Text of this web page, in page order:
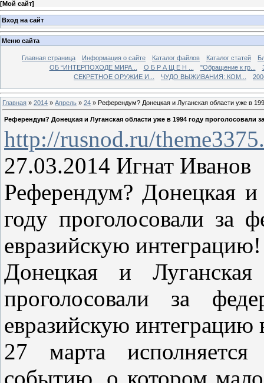
[Мой сайт]
Вход на сайт
Меню сайта
Главная страница Информация о сайте Каталог файлов Каталог статей
ОБ “ИНТЕРПОХОДЕ МИРА...
О Б Р А Щ Е Н ... "Обращение к гр...
СЕКРЕТНОЕ ОРУЖИЕ И...
ЧУДО ВЫЖИВАНИЯ: КОМ...
Главная » 2014 » Апрель » 24 » Референдум? Донецкая и Луганская области уже в
Референдум? Донецкая и Луганская области уже в 1994 году проголосовали
http://rusnod.ru/
27.03.2014 Игнат Иванов
Референдум? Донецкая
году проголосовали за
евразийскую интеграцию!
Донецкая и
проголосовали за
евразийскую
27 марта
событию, о котором